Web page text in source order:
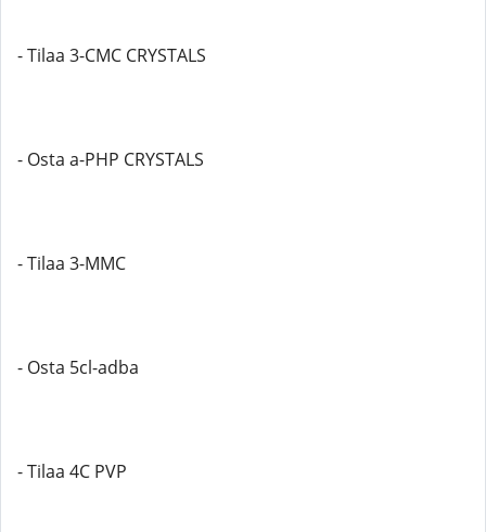
- Tilaa 3-CMC CRYSTALS
- Osta a-PHP CRYSTALS
- Tilaa 3-MMC
- Osta 5cl-adba
- Tilaa 4C PVP